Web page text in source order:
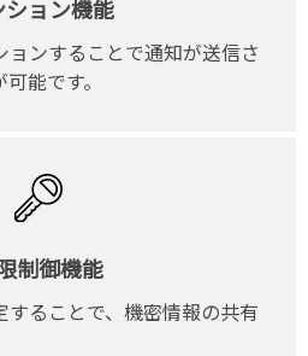
ション機能
ンすることで通知が送信さ
能です。
制御機能
ることで、機密情報の共有